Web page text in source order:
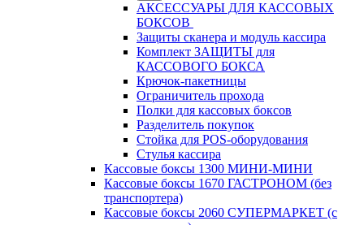
АКСЕССУАРЫ ДЛЯ КАССОВЫХ
БОКСОВ
Защиты сканера и модуль кассира
Комплект ЗАЩИТЫ для
КАССОВОГО БОКСА
Крючок-пакетницы
Ограничитель прохода
Полки для кассовых боксов
Разделитель покупок
Стойка для POS-оборудования
Стулья кассира
Кассовые боксы 1300 МИНИ-МИНИ
Кассовые боксы 1670 ГАСТРОНОМ (без
транспортера)
Кассовые боксы 2060 СУПЕРМАРКЕТ (с